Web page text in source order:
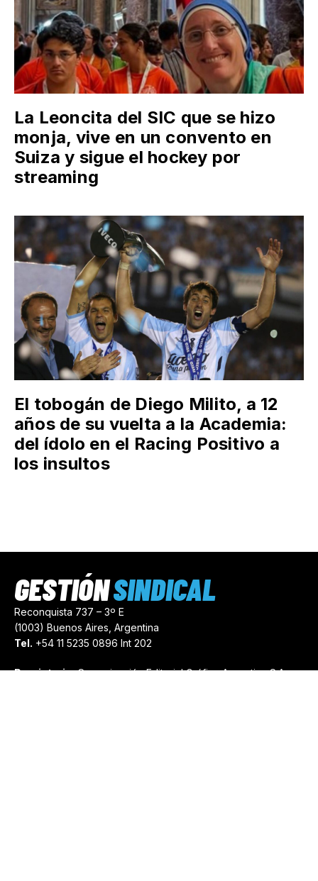
La Leoncita del SIC que se hizo
monja, vive en un convento en
Suiza y sigue el hockey por
streaming
El tobogán de Diego Milito, a 12
años de su vuelta a la Academia:
del ídolo en el Racing Positivo a
los insultos
Reconquista 737 – 3º E
(1003) Buenos Aires, Argentina
Tel. +54 11 5235 0896 Int 202
Propietario:Comunicación Editorial Gráfica Argentina S.A.
GESTIÓNSINDICAL